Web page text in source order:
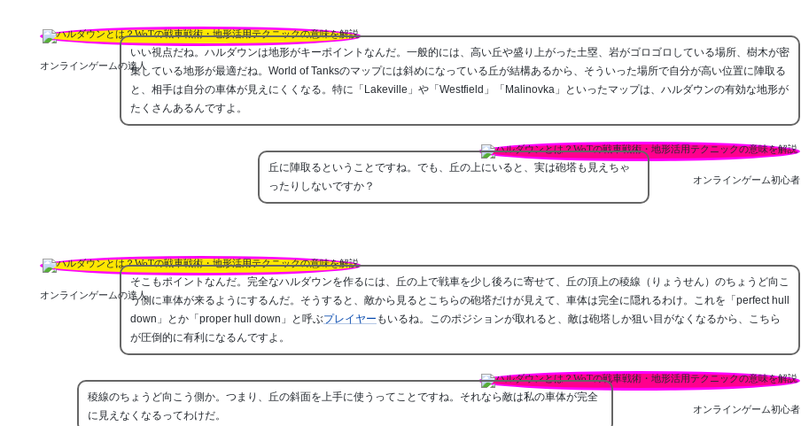
オンラインゲームの達人
いい視点だね。ハルダウンは地形がキーポイントなんだ。一般的には、高い丘や盛り上がった土塁、岩がゴロゴロしている場所、樹木が密
集している地形が最適だね。World of Tanksのマップには斜めになっている丘が結構あるから、そういった場所で自分が高い位置に陣取る
と、相手は自分の車体が見えにくくなる。特に「Lakeville」や「Westfield」「Malinovka」といったマップは、ハルダウンの有効な地形が
たくさんあるんですよ。
オンラインゲーム初心者
丘に陣取るということですね。でも、丘の上にいると、実は砲塔も見えちゃ
ったりしないですか？
オンラインゲームの達人
そこもポイントなんだ。完全なハルダウンを作るには、丘の上で戦車を少し後ろに寄せて、丘の頂上の稜線（りょうせん）のちょうど向こ
う側に車体が来るようにするんだ。そうすると、敵から見るとこちらの砲塔だけが見えて、車体は完全に隠れるわけ。これを「perfect hull
down」とか「proper hull down」と呼ぶプレイヤー もいるね。このポジションが取れると、敵は砲塔しか狙い目がなくなるから、こちら
が圧倒的に有利になるんですよ。
オンラインゲーム初心者
稜線のちょうど向こう側か。つまり、丘の斜面を上手に使うってことですね。それなら敵は私の車体が完全
に見えなくなるってわけだ。